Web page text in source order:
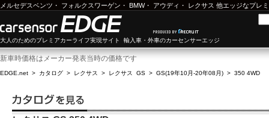
メルセデスベンツ ・ フォルクスワーゲン ・ BMW・ アウディ ・ レクサス 他エッジなプレ
大人のためのプレミアカーライフ実現サイト 輸入車・外車のカーセンサーエッジ
新車時価格はメーカー発表当時の価格です
EDGE.net > カタログ > レクサス > レクサス GS > GS(19年10月-20年08月) > 350 4WD